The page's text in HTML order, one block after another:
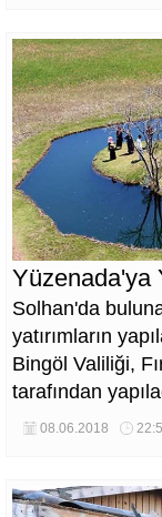
Yüzenada'ya
Solhan'da
yatırımların
Bingöl Valiliği,
tarafından
08.06.2018